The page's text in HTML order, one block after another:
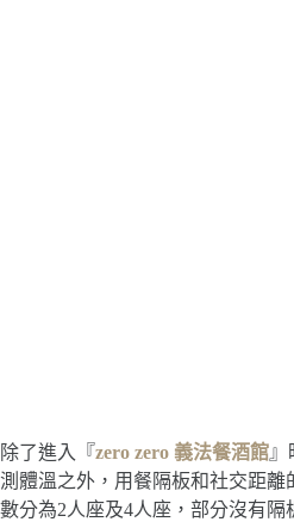
除了進入『zero zero 義法餐酒館
測體溫之外，用餐隔板和社交距離
數分為2人座及4人座，部分沒有隔